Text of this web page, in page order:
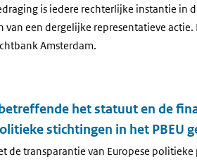
is iedere rechterlijke instantie in
van een dergelijke representatieve
Amsterdam.
het statuut en de
stichtingen in het PBEU
de transparantie van Europese